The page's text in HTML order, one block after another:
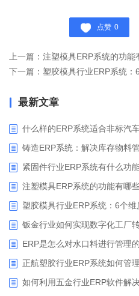
点赞 0
上一篇：注塑模具ERP系统的功能
下一篇：塑胶模具行业ERP系统：
最新文章
什么样的ERP系统适合非标汽
铸造ERP系统：解决库存物料
紧固件行业ERP系统有什么功
注塑模具ERP系统的功能有哪
塑胶模具行业ERP系统：6个
钣金行业如何实现数字化工厂
ERP是怎么对水口料进行管理
正航塑胶行业ERP系统如何管
如何利用五金行业ERP软件解